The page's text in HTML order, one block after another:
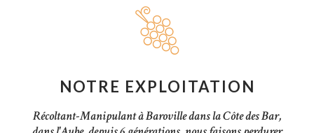
NOTRE EXPLOITATION
Récoltant-Manipulant à Baroville dans la Côte des Bar,